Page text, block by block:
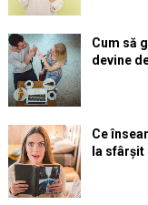
Cum să
devine
Ce
la sfârșit